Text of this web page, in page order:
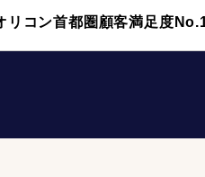
リコン首都圏顧客満足度